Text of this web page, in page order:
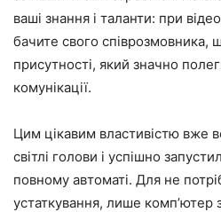
ваші знання і таланти: при
бачите свого співрозмовника,
присутності, який значно
комунікації.
Цим цікавим властивістю вже
світлі голови і успішно
повному автоматі. Для не
устаткування, лише комп’ютер